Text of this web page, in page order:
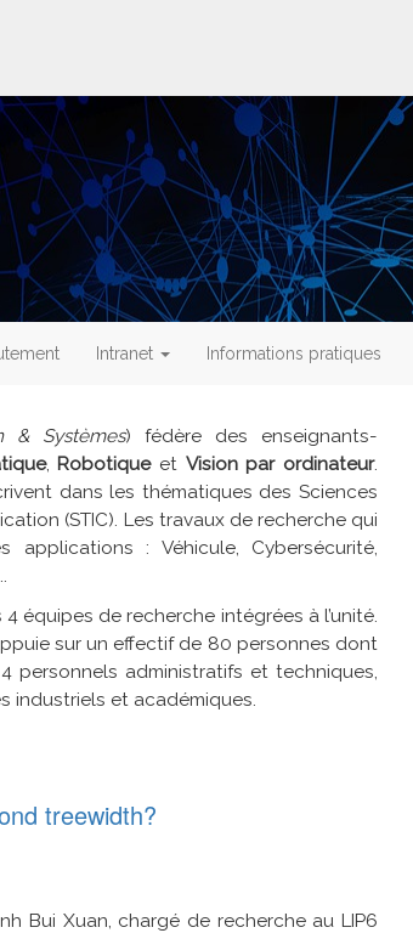
Intranet Informations pratiques
& Systèmes) fédère des enseignants-
, Robotiqueet Vision par ordinateur.
dans les thématiques des Sciences
(STIC). Les travaux de recherche qui
: Véhicule, Cybersécurité,
équipes de recherche intégrées à l’unité.
sur un effectif de 80 personnes dont
personnels administratifs et techniques,
industriels et académiques.
treewidth?
Bui Xuan, chargé de recherche au LIP6